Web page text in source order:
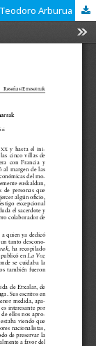
Arburua